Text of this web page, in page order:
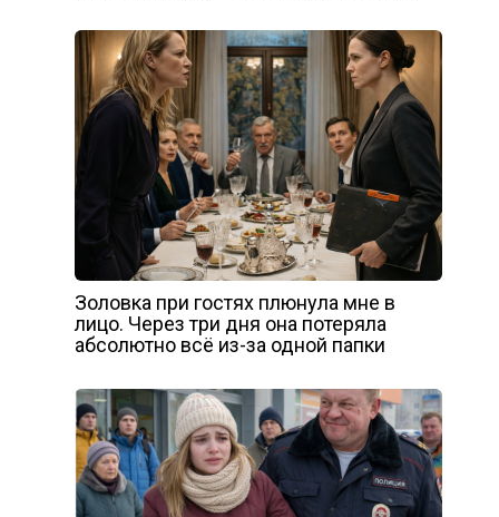
Золовка при гостях плюнула мне в
лицо. Через три дня она потеряла
абсолютно всё из-за одной папки